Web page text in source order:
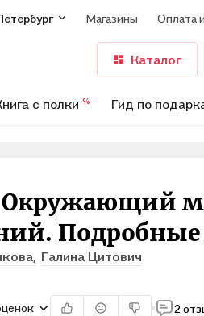
Магазины Оплата
Каталог
с полки % Гид по
Галина Цитович
2